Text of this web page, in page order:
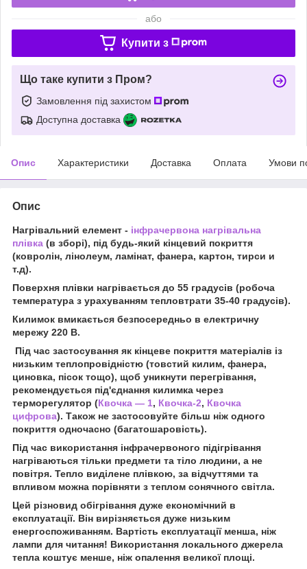
або
Купити з
Що таке купити з Пром?
Замовлення під захистом
Доступна доставка
Опис Характеристики Доставка Оплата Умови
Опис
Нагрівальний елемент - інфрачервона нагрівальна
плівка (в зборі), під будь-який кінцевий покриття
(ковролін, лінолеум, ламінат, фанера, картон, тирси и
т.д).
Поверхня плівки нагрівається до 55 градусів (робоча
температура з урахуванням тепловтрати 35-40 градусів).
Килимок вмикається безпосередньо в електричну
мережу 220 В.
Під час застосування як кінцеве покриття матеріалів із
низьким теплопровідністю (товстий килим, фанера,
циновка, пісок тощо), щоб уникнути перегрівання,
рекомендується під'єднання килимка через
терморегулятор (Квочка — 1, Квочка-2, Квочка
цифрова). Також не застосовуйте більш ніж одного
покриття одночасно (багатошаровість).
Під час використання інфрачервоного підігрівання
нагріваються тільки предмети та тіло людини, а не
повітря. Тепло виділене плівкою, за відчуттями та
впливом можна порівняти з теплом сонячного світла.
Цей різновид обігрівання дуже економічний в
експлуатації. Він вирізняється дуже низьким
енергоспоживанням. Вартість експлуатації менша, ніж
лампи для читання! Використання локального джерела
тепла коштує менше, ніж опалення великої площі.